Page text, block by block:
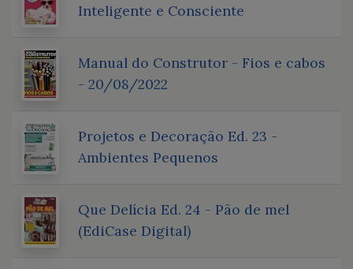
Inteligente e Consciente
Manual do Construtor - Fios e cabos
- 20/08/2022
Projetos e Decoração Ed. 23 -
Ambientes Pequenos
Que Delícia Ed. 24 - Pão de mel
(EdiCase Digital)